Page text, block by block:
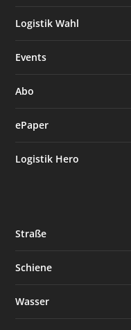
Logistik Wahl
Events
Abo
ePaper
Logistik Hero
Straße
Schiene
Wasser